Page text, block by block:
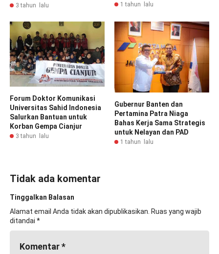
3 tahun lalu 1 tahun lalu
Forum Doktor Komunikasi
Universitas Sahid Indonesia
Salurkan Bantuan untuk
Korban Gempa Cianjur
3 tahun lalu
Gubernur Banten dan
Pertamina Patra Niaga
Bahas Kerja Sama Strategis
untuk Nelayan dan PAD
1 tahun lalu
Tidak ada komentar
Tinggalkan Balasan
Alamat email Anda tidak akan dipublikasikan. Ruas yang wajib
ditandai *
Komentar*